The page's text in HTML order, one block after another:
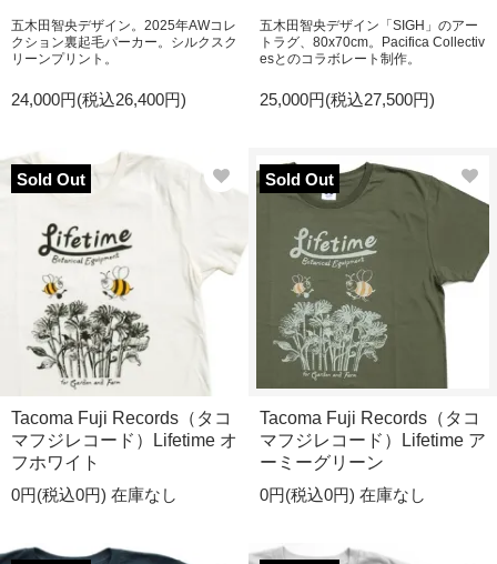
五木田智央デザイン。2025年AWコレ
クション裏起毛パーカー。シルクスク
リーンプリント。
24,000円(税込26,400円)
五木田智央デザイン「SIGH」のアー
トラグ、80x70cm。Pacifica Collectiv
esとのコラボレート制作。
25,000円(税込27,500円)
Sold Out
Tacoma Fuji Records（タコ
マフジレコード）Lifetime オ
フホワイト
0円(税込0円) 在庫なし
Sold Out
Tacoma Fuji Records（タコ
マフジレコード）Lifetime ア
ーミーグリーン
0円(税込0円) 在庫なし